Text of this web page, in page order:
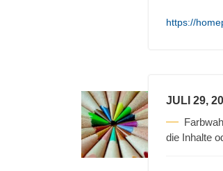
https://
JULI 29,
die Inhalte